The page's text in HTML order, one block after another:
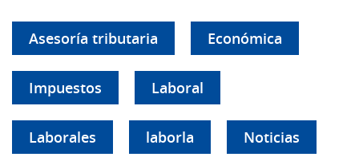
Asesoría tributaria Económica
Impuestos Laboral
Laborales laborla Noticias